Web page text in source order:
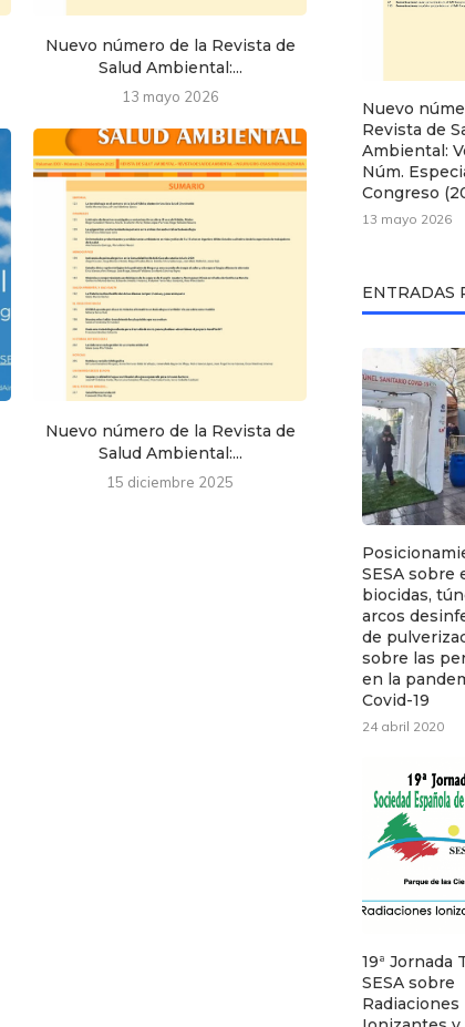
Nuevo número de la Revista de
Salud Ambiental:...
13 mayo 2026
Nuevo número de la Revista de
Salud Ambiental:...
15 diciembre 2025
Nuevo
Revista de
Ambiental:
Núm.
Congreso
13 mayo 2026
ENTRADAS
SESA sobre
biocidas,
arcos
de
sobre las
en la
Covid-19
24 abril 2020
19ª Jornada
SESA sobre
Radiaciones